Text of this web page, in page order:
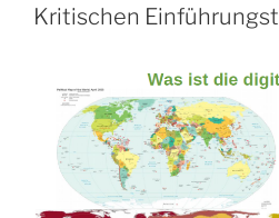
Kritischen